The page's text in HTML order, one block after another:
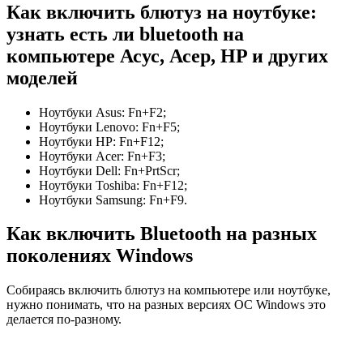
Как включить блютуз на ноутбуке:
узнать есть ли bluetooth на
компьютере Асус, Асер, HP и других
моделей
Ноутбуки Asus: Fn+F2;
Ноутбуки Lenovo: Fn+F5;
Ноутбуки HP: Fn+F12;
Ноутбуки Acer: Fn+F3;
Ноутбуки Dell: Fn+PrtScr;
Ноутбуки Toshiba: Fn+F12;
Ноутбуки Samsung: Fn+F9.
Как включить Bluetooth на разных
поколениях Windows
Собираясь включить блютуз на компьютере или ноутбуке,
нужно понимать, что на разных версиях ОС Windows это
делается по-разному.